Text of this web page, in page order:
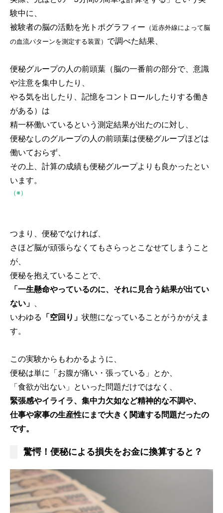
験中に、
被験者の脳の活動を光トポグラフィー （近赤外線によって脳
の血流パターンを測定する装置） で調べた結果、
便秘グループの人の前頭葉（脳の一番前の部分で、意識
や注意を集中したり、
やる気を出したり、記憶をコントロールしたりする働き
がある）は
精一杯働いているという測定結果が出たのに対し、
便秘なしのグループの人の前頭葉は便秘グループほどは
働いておらず、
その上、計算の成績も便秘グループよりも良かったとい
います。
（※）
つまり、便秘でなければ、
さほど脳が頑張らなくてもさらっとこなせてしまうこと
が、
便秘を抱えていることで、
「一生懸命やっているのに、それに見合う結果が出てい
ない」
いわゆる 「空回り」 状態になっていることがうかがえま
す。
この実験からもわかるように、
便秘は単に「お腹が痛い・張っている」とか、
「食欲が出ない」といった問題だけではなく、
緊張感やイライラ、集中力欠如など精神的な不調や、
仕事や家事の生産性にまで大きく関連する問題だったの
です。
驚愕！便秘による損失をお金に換算すると？